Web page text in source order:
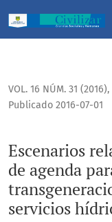
VOL. 16 NÚM. 31 (2016),
Escenarios
de agenda
servicios
Publicado 2016-07-01